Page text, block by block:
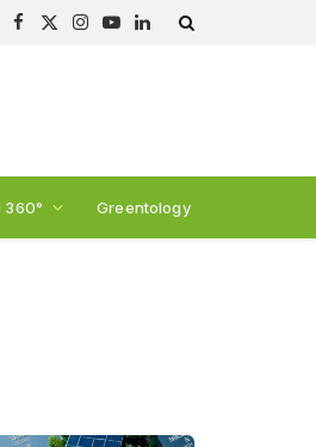
Facebook
X
Instagram
YouTubeLinkedIn
360° Greentology